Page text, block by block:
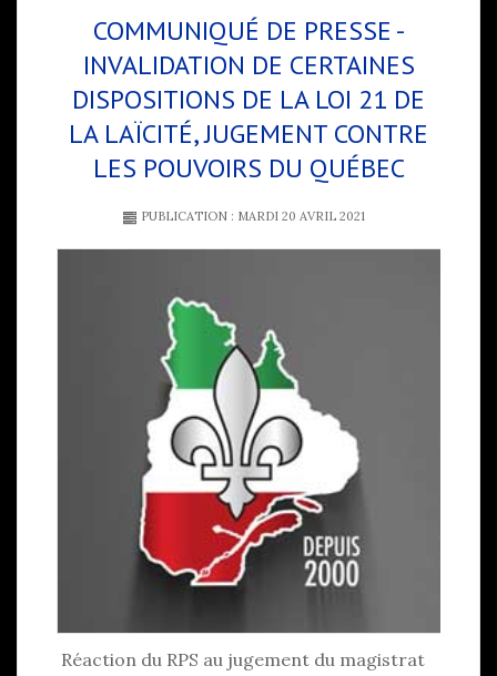
COMMUNIQUÉ DE PRESSE -
INVALIDATION DE CERTAINES
DISPOSITIONS DE LA LOI 21 DE
LA LAÏCITÉ, JUGEMENT CONTRE
LES POUVOIRS DU QUÉBEC
PUBLICATION : MARDI 20 AVRIL 2021
Réaction du RPS au jugement du magistrat